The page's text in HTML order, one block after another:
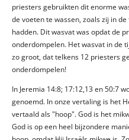
priesters gebruikten dit enorme
de voeten te wassen, zoals zij in
hadden. Dit wasvat was opdat de
onderdompelen. Het wasvat in de
zo groot, dat telkens 12 priesters
onderdompelen!
In Jeremia 14:8; 17:12,13 en 50:7
genoemd. In onze vertaling is het
vertaald als "hoop". God is het
God is op een heel bijzondere